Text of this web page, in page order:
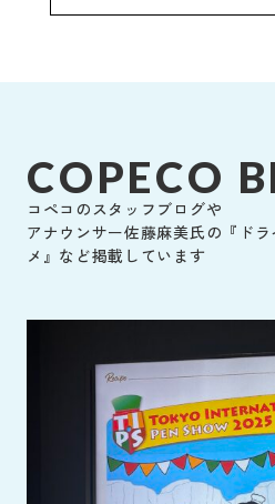
COPECO
コペコのスタッフブログや
アナウンサー佐藤麻美氏の『ド
メ』など掲載しています